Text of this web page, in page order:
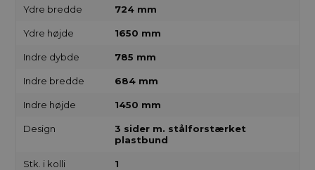
Ydre bredde 724 mm
Ydre højde 1650 mm
Indre dybde 785 mm
Indre bredde 684 mm
Indre højde 1450 mm
Design
3 sider m. stålforstærket
plastbund
Stk. i kolli 1